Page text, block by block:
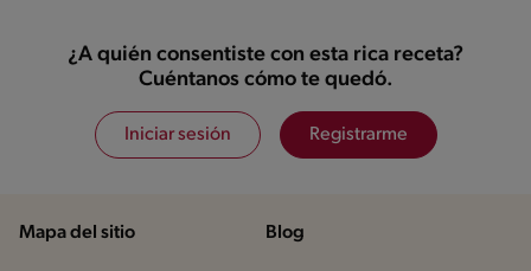
¿A quién consentiste con esta rica receta?
Cuéntanos cómo te quedó.
Iniciar sesión Registrarme
Mapa del sitio Blog